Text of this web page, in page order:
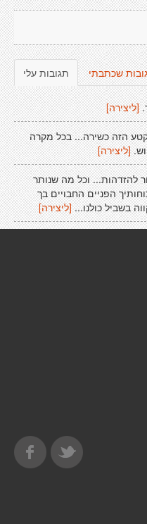
תגובות עלי שכתבתי
[ליצירה]
הזה כשירה... בכל מקרה
[ליצירה]
וכל מה שנותר
הפניים החבויים בך
בשביל כולנו...[ליצירה]